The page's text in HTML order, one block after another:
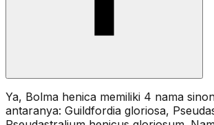
Ya, Bolma henica memiliki 4 nama
antaranya: Guildfordia gloriosa,